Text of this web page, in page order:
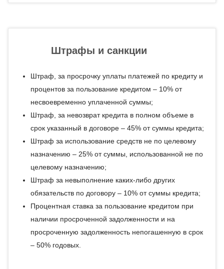
Штрафы и санкции
Штраф, за просрочку уплаты платежей по кредиту и
процентов за пользование кредитом – 10% от
несвоевременно уплаченной суммы;
Штраф, за невозврат кредита в полном объеме в
срок указанный в договоре – 45% от суммы кредита;
Штраф за использование средств не по целевому
назначению – 25% от суммы, использованной не по
целевому назначению;
Штраф за невыполнение каких-либо других
обязательств по договору – 10% от суммы кредита;
Процентная ставка за пользование кредитом при
наличии просроченной задолженности и на
просроченную задолженность непогашенную в срок
– 50% годовых.